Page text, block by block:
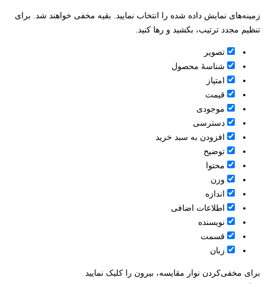
زمینه‌های نمایش داده شده را انتخاب نمایید. بقیه مخفی خواهند شد. برای
تنظیم مجدد ترتیب، بکشید و رها کنید.
تصویر
شناسۀ محصول
امتیاز
قيمت
موجودی
دسترسی
افزودن به سبد خرید
توضیح
محتوا
وزن
اندازه
اطلاعات اضافی
نویسنده
قسمت
زبان
برای مخفی‌کردن نوار مقایسه، بیرون را کلیک نمایید